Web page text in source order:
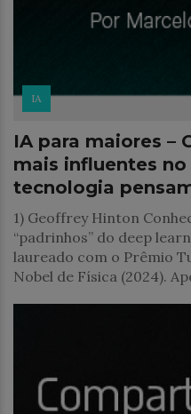
IA
IA para maiores –
mais influentes
tecnologia
1) Geoffrey Hinton
“padrinhos” do deep
laureado com o Prêmio
Nobel de Física (2024).